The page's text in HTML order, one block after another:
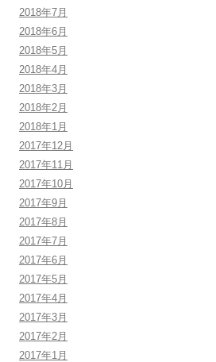
2018年7月
2018年6月
2018年5月
2018年4月
2018年3月
2018年2月
2018年1月
2017年12月
2017年11月
2017年10月
2017年9月
2017年8月
2017年7月
2017年6月
2017年5月
2017年4月
2017年3月
2017年2月
2017年1月